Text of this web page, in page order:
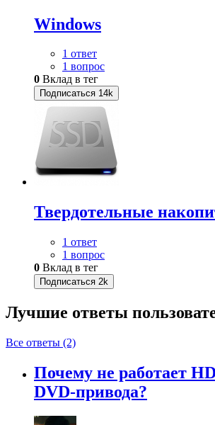
Windows
1 ответ
1 вопрос
0 Вклад в тег
Подписаться 14k
Твердотельные
1 ответ
1 вопрос
0 Вклад в тег
Подписаться 2k
Лучшие ответы
Все ответы (2)
Почему не работает
DVD-привода?